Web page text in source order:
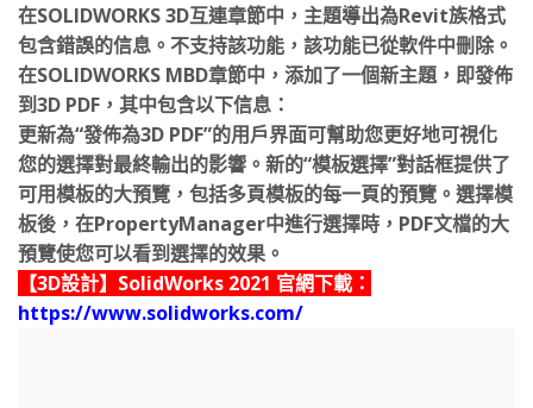
在SOLIDWORKS 3D互連章節中，主題導出為Revit族格式
包含錯誤的信息。不支持該功能，該功能已從軟件中刪除。
在SOLIDWORKS MBD章節中，添加了一個新主題，即發佈
到3D PDF，其中包含以下信息：
更新為“發佈為3D PDF”的用戶界面可幫助您更好地可視化
您的選擇對最終輸出的影響。新的“模板選擇”對話框提供了
可用模板的大預覽，包括多頁模板的每一頁的預覽。選擇模
板後，在PropertyManager中進行選擇時，PDF文檔的大
預覽使您可以看到選擇的效果。
【3D設計】SolidWorks 2021 官網下載：
https://www.solidworks.com/